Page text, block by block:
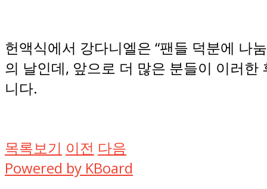
헌액식에서 강다니엘은 “팬들 덕분에 나
의 날인데, 앞으로 더 많은 분들이 이러
니다.
목록보기 이전 다음
Powered by KBoard